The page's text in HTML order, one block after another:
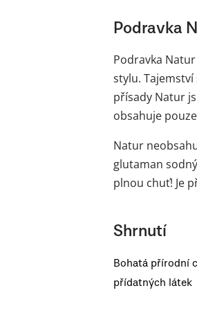
Podravka
Podravka
stylu.
přísady Natur
obsahuje
Natur
glutaman
plnou chuť! Je
Shrnutí
Bohatá přírodní
přídatných látek